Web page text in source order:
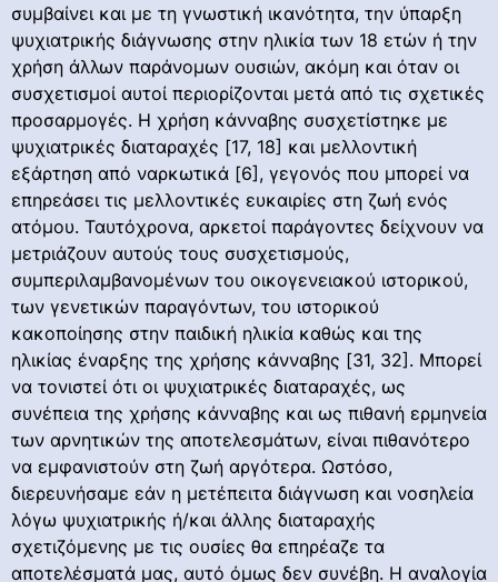
συμβαίνει και με τη γνωστική ικανότητα, την ύπαρξη
ψυχιατρικής διάγνωσης στην ηλικία των 18 ετών ή την
χρήση άλλων παράνομων ουσιών, ακόμη και όταν οι
συσχετισμοί αυτοί περιορίζονται μετά από τις σχετικές
προσαρμογές. Η χρήση κάνναβης συσχετίστηκε με
ψυχιατρικές διαταραχές [17, 18] και μελλοντική
εξάρτηση από ναρκωτικά [6], γεγονός που μπορεί να
επηρεάσει τις μελλοντικές ευκαιρίες στη ζωή ενός
ατόμου. Ταυτόχρονα, αρκετοί παράγοντες δείχνουν να
μετριάζουν αυτούς τους συσχετισμούς,
συμπεριλαμβανομένων του οικογενειακού ιστορικού,
των γενετικών παραγόντων, του ιστορικού
κακοποίησης στην παιδική ηλικία καθώς και της
ηλικίας έναρξης της χρήσης κάνναβης [31, 32]. Μπορεί
να τονιστεί ότι οι ψυχιατρικές διαταραχές, ως
συνέπεια της χρήσης κάνναβης και ως πιθανή ερμηνεία
των αρνητικών της αποτελεσμάτων, είναι πιθανότερο
να εμφανιστούν στη ζωή αργότερα. Ωστόσο,
διερευνήσαμε εάν η μετέπειτα διάγνωση και νοσηλεία
λόγω ψυχιατρικής ή/και άλλης διαταραχής
σχετιζόμενης με τις ουσίες θα επηρέαζε τα
αποτελέσματά μας, αυτό όμως δεν συνέβη. Η αναλογία